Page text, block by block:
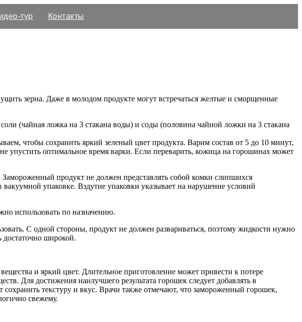
тур
Контакты
зерна. Даже в молодом продукте могут встречаться желтые и сморщенные
(чайная ложка на 3 стакана воды) и соды (половина чайной ложки на 3 стакана
чтобы сохранить яркий зеленый цвет продукта. Варим состав от 5 до 10 минут,
упустить оптимальное время варки. Если переварить, кожица на горошинах может
продукт не должен представлять собой комки слипшихся
упаковке. Вздутие упаковки указывает на нарушение условий
использовать по назначению.
С одной стороны, продукт не должен развариваться, поэтому жидкости нужно
широкой.
и яркий цвет. Длительное приготовление может привести к потере
Для достижения наилучшего результата горошек следует добавлять в
текстуру и вкус. Врачи также отмечают, что замороженный горошек,
свежему.